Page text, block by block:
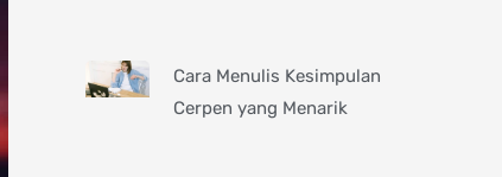
Cara Menulis Kesimpulan
Cerpen yang Menarik